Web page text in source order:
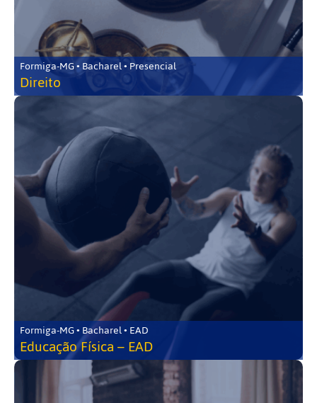
Formiga-MG • Bacharel • Presencial
Direito
Formiga-MG • Bacharel • EAD
Educação Física – EAD